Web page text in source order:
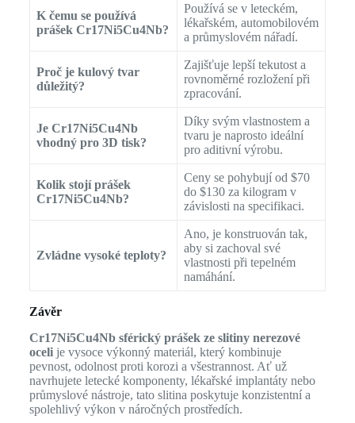
K čemu se používá
prášek Cr17Ni5Cu4Nb?
Používá se v leteckém,
lékařském, automobilovém
a průmyslovém nářadí.
Proč je kulový tvar
důležitý?
Zajišťuje lepší tekutost a
rovnoměrné rozložení při
zpracování.
Je Cr17Ni5Cu4Nb
vhodný pro 3D tisk?
Díky svým vlastnostem a
tvaru je naprosto ideální
pro aditivní výrobu.
Kolik stojí prášek
Cr17Ni5Cu4Nb?
Ceny se pohybují od $70
do $130 za kilogram v
závislosti na specifikaci.
Zvládne vysoké teploty?
Ano, je konstruován tak,
aby si zachoval své
vlastnosti při tepelném
namáhání.
Závěr
Cr17Ni5Cu4Nb sférický prášek ze slitiny nerezové
ocelije vysoce výkonný materiál, který kombinuje
pevnost, odolnost proti korozi a všestrannost. Ať už
navrhujete letecké komponenty, lékařské implantáty nebo
průmyslové nástroje, tato slitina poskytuje konzistentní a
spolehlivý výkon v náročných prostředích.